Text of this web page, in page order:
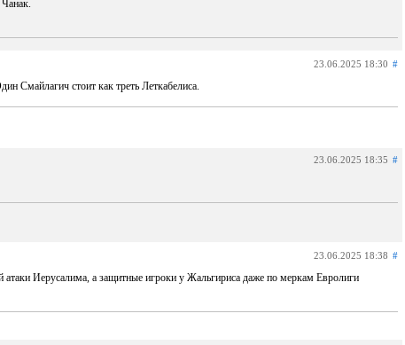
23.06.2025 18:30 #
Смайлагич стоит как треть Леткабелиса.
23.06.2025 18:35 #
23.06.2025 18:38 #
Иерусалима, а защитные игроки у Жальгириса даже по меркам Евролиги